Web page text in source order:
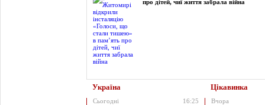
про дітей, чиї життя забрала війна
Україна Цікавинка
Сьогодні
16:25
Вчора